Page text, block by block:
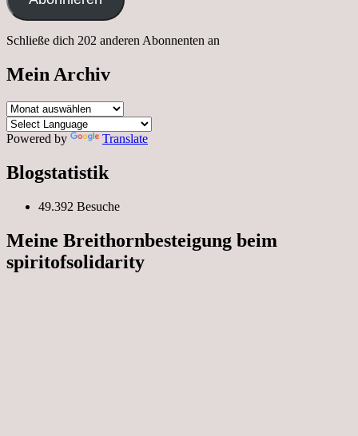
Schließe dich 202 anderen Abonnenten an
Mein Archiv
Mein
Archiv
Powered by
Translate
Blogstatistik
49.392 Besuche
Meine Breithornbesteigung beim
spiritofsolidarity